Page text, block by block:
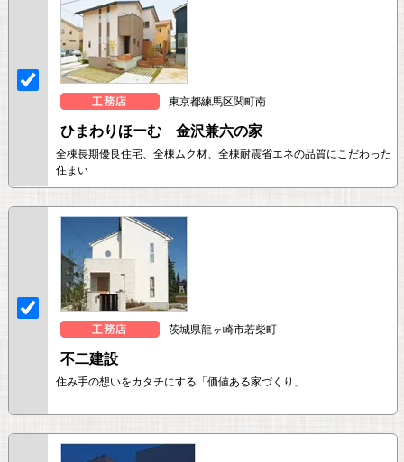
東京都練馬区関町南
ひまわりほーむ 金沢兼六の家
全棟長期優良住宅、全棟ムク材、全棟耐震省エネの品質にこだわった
住まい
茨城県龍ヶ崎市若柴町
不二建設
住み手の想いをカタチにする「価値ある家づくり」